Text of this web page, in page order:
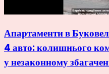
Апартаменти в
4 авто: колишнього
у незаконному